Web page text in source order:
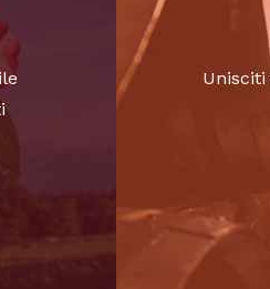
Unisciti